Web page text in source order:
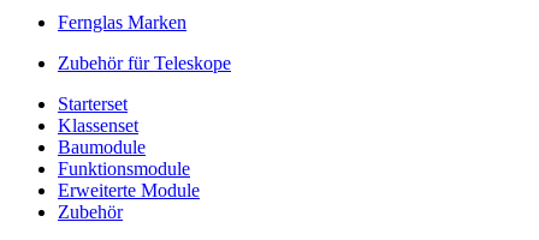
Fernglas Marken
Zubehör für Teleskope
Starterset
Klassenset
Baumodule
Funktionsmodule
Erweiterte Module
Zubehör